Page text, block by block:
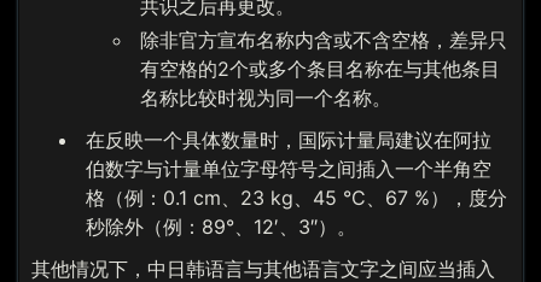
共识之后再更改。
除非官方宣布名称内含或不含空格，差异只
有空格的2个或多个条目名称在与其他条目
名称比较时视为同一个名称。
在反映一个具体数量时，国际计量局建议在阿拉
伯数字与计量单位字母符号之间插入一个半角空
格（例：0.1 cm、23 kg、45 °C、67 %），度分
秒除外（例：89°、12′、3″）。
其他情况下，中日韩语言与其他语言文字之间应当插入